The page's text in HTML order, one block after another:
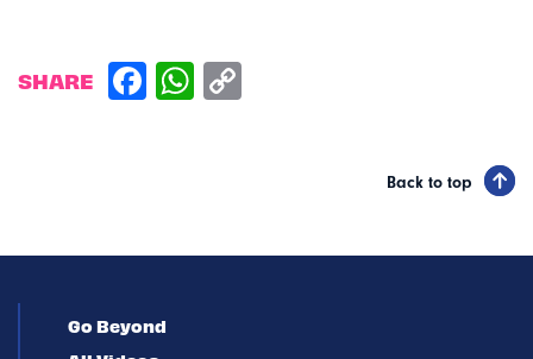
SHARE
Back to top
Go Beyond